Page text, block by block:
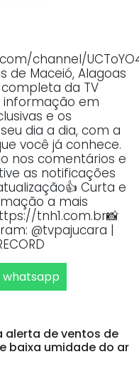
channel/
de Maceió, Alagoas
da TV
informação em
e os
dia a dia, com a
você já conhece.
nos comentários e
as notificações
Curta e
a mais
tnh1.com.br📸
@tvpajucara |
whatsapp
alerta de ventos de
baixa umidade do ar